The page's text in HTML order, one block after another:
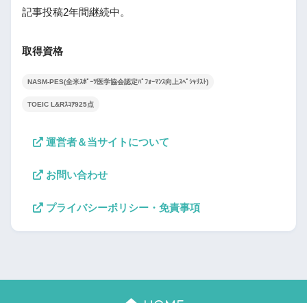
記事投稿2年間継続中。
取得資格
NASM-PES(全米ｽﾎﾟｰﾂ医学協会認定ﾊﾟﾌｫｰﾏﾝｽ向上ｽﾍﾟｼｬﾘｽﾄ)
TOEIC L&Rｽｺｱ925点
運営者＆当サイトについて
お問い合わせ
プライバシーポリシー・免責事項